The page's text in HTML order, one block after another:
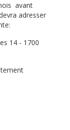
avant
adresser
14 - 1700